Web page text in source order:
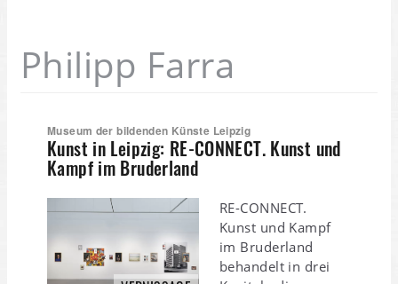
Philipp Farra
Museum der bildenden Künste Leipzig
Kunst in Leipzig: RE-CONNECT. Kunst und
Kampf im Bruderland
RE-CONNECT.
Kunst und Kampf
im Bruderland
behandelt in drei